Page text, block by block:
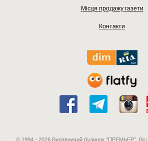
Місця продажу газети
Контакти
© 1994 - 2026 Видавничий будинок “ПРЕМЬЕР”. Всі